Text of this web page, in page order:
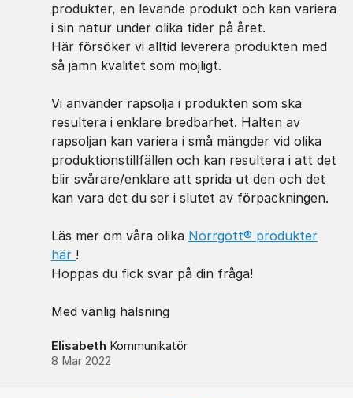
produkter, en levande produkt och kan variera
i sin natur under olika tider på året.
Här försöker vi alltid leverera produkten med
så jämn kvalitet som möjligt.
Vi använder rapsolja i produkten som ska
resultera i enklare bredbarhet. Halten av
rapsoljan kan variera i små mängder vid olika
produktionstillfällen och kan resultera i att det
blir svårare/enklare att sprida ut den och det
kan vara det du ser i slutet av förpackningen.
Läs mer om våra olika Norrgott® produkter
här !
Hoppas du fick svar på din fråga!
Med vänlig hälsning
Elisabeth Kommunikatör
8 Mar 2022